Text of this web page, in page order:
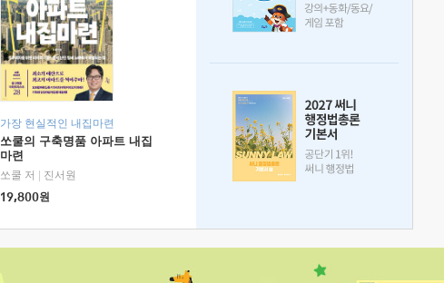
가장 현실적인 내집마련
쏘쿨의 구축명품 아파트 내집
마련
쏘쿨 저
진서원
19,800원